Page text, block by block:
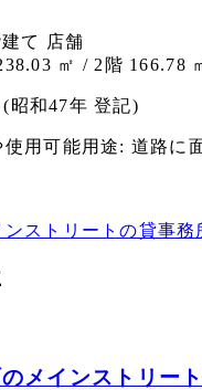
て 店舗
㎡ / 2階 166.78
昭和47年 登記)
用可能用途: 道路に
ストリートの貸事務
メインストリー